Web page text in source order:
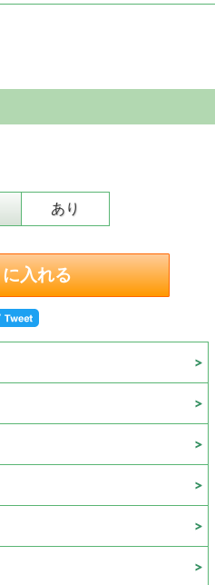
あり